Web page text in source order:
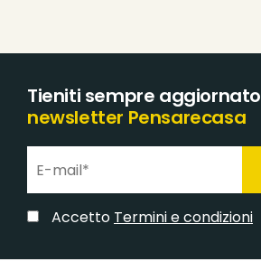
Tieniti sempre
newsletter Pensarecasa
Accetto Termini e condizioni